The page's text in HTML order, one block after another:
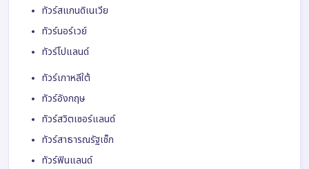
ทัวร์สแกนดิเนเวีย
ทัวร์นอร์เวย์
ทัวร์โปแลนด์
ทัวร์เกาหลีใต้
ทัวร์อังกฤษ
ทัวร์สวิตเซอร์แลนด์
ทัวร์สาธารณรัฐเช็ก
ทัวร์ฟินแลนด์